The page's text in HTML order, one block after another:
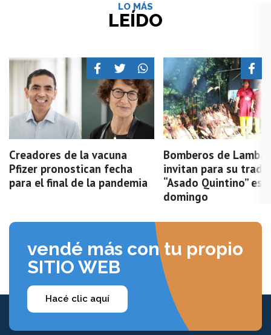
LO MÁS
LEÍDO
Creadores de la vacuna
Pfizer pronostican fecha
para el final de la pandemia
Bomberos de
invitan para su
“Asado Quintino”
domingo
vendé más con tu propio
SITIO WEB
Hacé clic aquí